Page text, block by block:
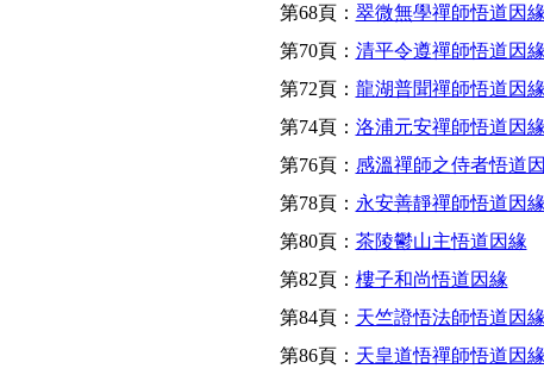
第68頁： 翠微無學禪師悟道因緣
第70頁： 清平令遵禪師悟道因緣
第72頁： 龍湖普聞禪師悟道因緣
第74頁： 洛浦元安禪師悟道因緣
第76頁： 感溫禪師之侍者悟道
第78頁： 永安善靜禪師悟道因緣
第80頁： 茶陵鬱山主悟道因緣
第82頁： 樓子和尚悟道因緣
第84頁： 天竺證悟法師悟道因緣
第86頁： 天皇道悟禪師悟道因緣